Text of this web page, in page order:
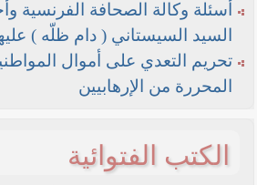
أسئلة وكالة الصحافة الفرنسية
السيد السيستاني ( دام ظلّه )
تحريم التعدي على أموال
المحررة من الإرهابيين
الكتب الفتوائية